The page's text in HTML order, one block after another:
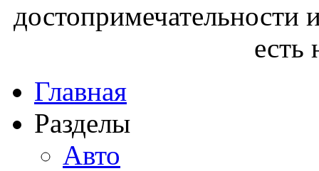
достопримечательности
есть
Главная
Разделы
Авто